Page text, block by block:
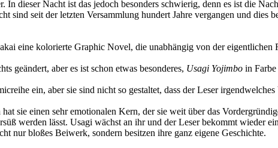
In dieser Nacht ist das jedoch besonders schwierig, denn es ist die
seit der letzten Versammlung hundert Jahre vergangen und dies
eine kolorierte Graphic Novel, die unabhängig von der eigentlichen
geändert, aber es ist schon etwas besonderes, Usagi Yojimbo in
ein, aber sie sind nicht so gestaltet, dass der Leser irgendwelches
sie einen sehr emotionalen Kern, der sie weit über das
werden lässt. Usagi wächst an ihr und der Leser bekommt wieder
nur bloßes Beiwerk, sondern besitzen ihre ganz eigene Geschichte.